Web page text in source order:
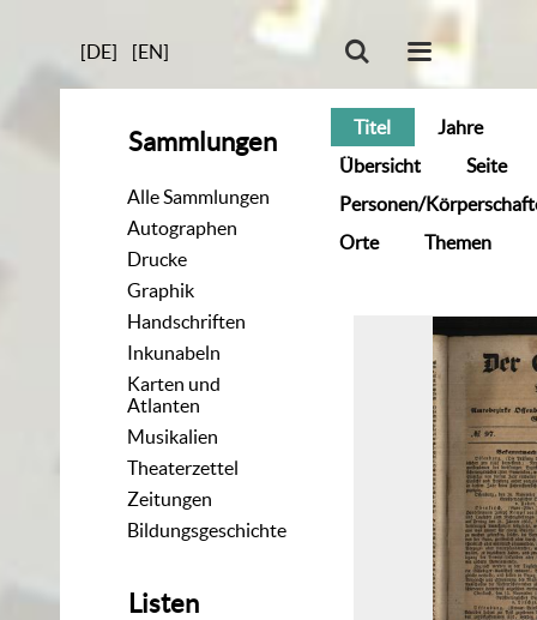
[DE] [EN]
Sammlungen
Alle Sammlungen
Autographen
Drucke
Graphik
Handschriften
Inkunabeln
Karten und
Atlanten
Musikalien
Theaterzettel
Zeitungen
Bildungsgeschichte
Listen
Titel
Jahre
Übersicht
Seite
Personen/
Orte
Themen